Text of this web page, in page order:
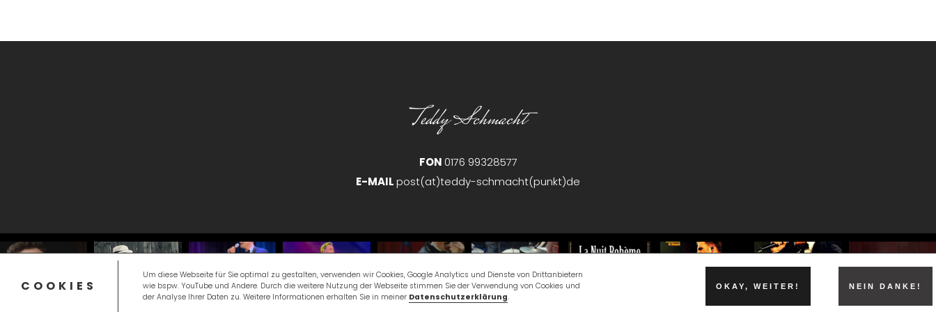
COOKIES
Um diese Webseite für Sie optimal zu gestalten, verwenden wir Cookies, Google Analytics und Dienste von Drittanbietern
wie bspw. YouTube und Andere. Durch die weitere Nutzung der Webseite stimmen Sie der Verwendung von Cookies und
der Analyse Ihrer Daten zu. Weitere Informationen erhalten Sie in meiner Datenschutzerklärung.
OKAY, WEITER! NEIN DANKE!
Teddy Schmacht
FON0176 99328577
E-MAILpost(at)teddy-schmacht(punkt)de